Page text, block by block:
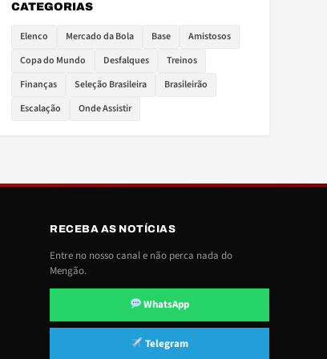
CATEGORIAS
Elenco Mercado da Bola Base
Amistosos
Copa do Mundo
Desfalques
Treinos
Finanças
Seleção Brasileira
Brasileirão
Escalação
Onde Assistir
RECEBA AS NOTÍCIAS
Entre no nosso canal e não perca nada do
Mengão.
WhatsApp
Telegram